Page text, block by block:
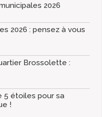
2026
2026 : pensez à vous
Brossolette :
5 étoiles pour sa
!